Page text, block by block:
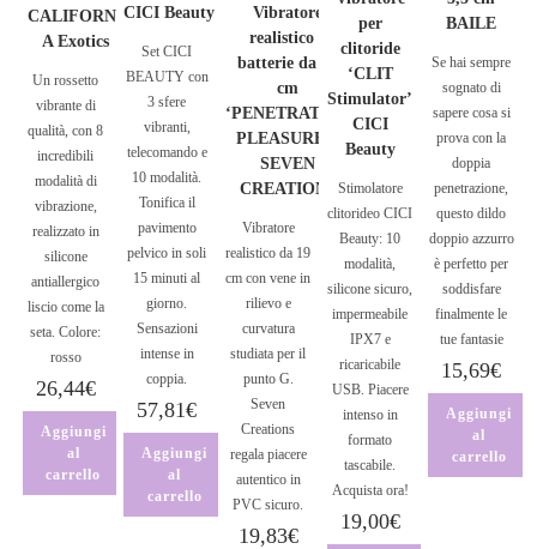
CALIFORNI
A Exotics
Un rossetto
vibrante di
qualità, con 8
incredibili
modalità di
vibrazione,
realizzato in
silicone
antiallergico
liscio come la
seta. Colore:
rosso
26,44€
Aggiungi
al
carrello
CICI Beauty
Set CICI
BEAUTY con
3 sfere
vibranti,
telecomando e
10 modalità.
Tonifica il
pavimento
pelvico in soli
15 minuti al
giorno.
Sensazioni
intense in
coppia.
57,81€
Aggiungi
al
carrello
Vibratore
realistico a
batterie da 19
cm
‘PENETRATING
PLEASURES’
SEVEN
CREATIONS
Vibratore
realistico da 19
cm con vene in
rilievo e
curvatura
studiata per il
punto G.
Seven
Creations
regala piacere
autentico in
PVC sicuro.
19,83€
per
clitoride
‘CLIT
Stimulator’
CICI
Beauty
Stimolatore
clitorideo CICI
Beauty: 10
modalità,
silicone sicuro,
impermeabile
IPX7 e
ricaricabile
USB. Piacere
intenso in
formato
tascabile.
Acquista ora!
19,00€
BAILE
Se hai sempre
sognato di
sapere cosa si
prova con la
doppia
penetrazione,
questo dildo
doppio azzurro
è perfetto per
soddisfare
finalmente le
tue fantasie
15,69€
Aggiungi
al
carrello